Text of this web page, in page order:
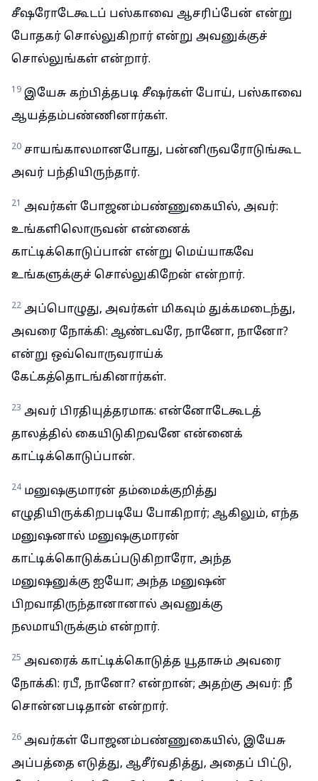
சீஷரோடேகூடப் பஸ்காவை ஆசரிப்பேன் என்று
போதகர் சொல்லுகிறார் என்று அவனுக்குச்
சொல்லுங்கள் என்றார்.
19 இயேசு கற்பித்தபடி சீஷர்கள் போய், பஸ்காவை
ஆயத்தம்பண்ணினார்கள்.
20 சாயங்காலமானபோது, பன்னிருவரோடுங்கூட
அவர் பந்தியிருந்தார்.
21 அவர்கள் போஜனம்பண்ணுகையில், அவர்:
உங்களிலொருவன் என்னைக்
காட்டிக்கொடுப்பான் என்று மெய்யாகவே
உங்களுக்குச் சொல்லுகிறேன் என்றார்.
22 அப்பொழுது, அவர்கள் மிகவும் துக்கமடைந்து,
அவரை நோக்கி: ஆண்டவரே, நானோ, நானோ?
என்று ஒவ்வொருவராய்க்
கேட்கத்தொடங்கினார்கள்.
23 அவர் பிரதியுத்தரமாக: என்னோடேகூடத்
தாலத்தில் கையிடுகிறவனே என்னைக்
காட்டிக்கொடுப்பான்.
24 மனுஷகுமாரன் தம்மைக்குறித்து
எழுதியிருக்கிறபடியே போகிறார்; ஆகிலும், எந்த
மனுஷனால் மனுஷகுமாரன்
காட்டிக்கொடுக்கப்படுகிறாரோ, அந்த
மனுஷனுக்கு ஐயோ; அந்த மனுஷன்
பிறவாதிருந்தானானால் அவனுக்கு
நலமாயிருக்கும் என்றார்.
25 அவரைக் காட்டிக்கொடுத்த யூதாசும் அவரை
நோக்கி: ரபீ, நானோ? என்றான்; அதற்கு அவர்: நீ
சொன்னபடிதான் என்றார்.
26 அவர்கள் போஜனம்பண்ணுகையில், இயேசு
அப்பத்தை எடுத்து, ஆசீர்வதித்து, அதைப் பிட்டு,